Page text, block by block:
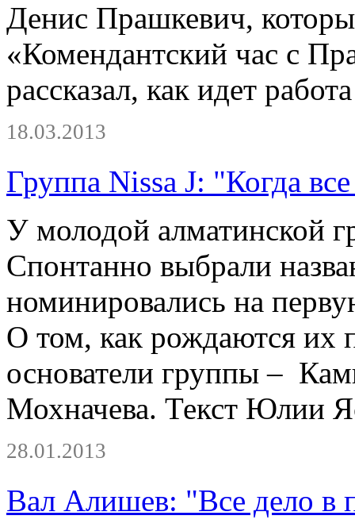
Денис Прашкевич,
«Комендантский час с
рассказал, как идет
18.03.2013
Группа Nissa J: "Когда
У молодой алматинской
Спонтанно выбрали
номинировались на
О том, как рождаются их
основатели группы –
Мохначева. Текст Юлии
28.01.2013
Вал Алишев: "Все дело в